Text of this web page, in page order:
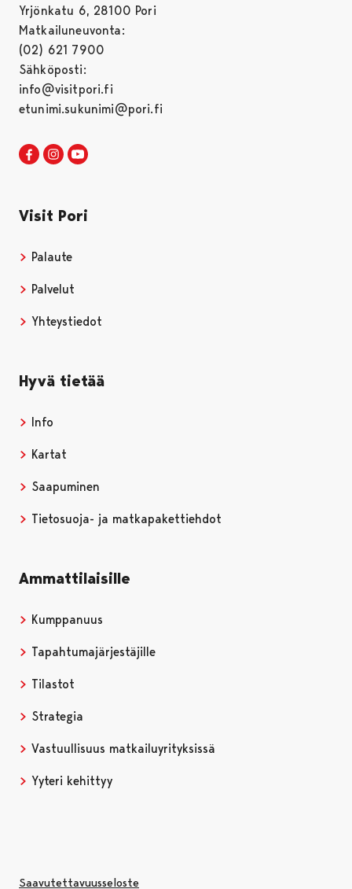
Yrjönkatu 6, 28100 Pori
Matkailuneuvonta:
(02) 621 7900
Sähköposti:
info@visitpori.fi
etunimi.sukunimi@pori.fi
Visit Pori Facebookissa
Avautuu uudessa välilehdessä
Visit Pori Instagrammissa
Avautuu uudessa välilehdessä
Visit Pori
Palaute
Palvelut
Yhteystiedot
Hyvä tietää
Info
Kartat
Saapuminen
Tietosuoja- ja matkapakettiehdot
Ammattilaisille
Kumppanuus
Tapahtumajärjestäjille
Tilastot
Strategia
Vastuullisuus matkailuyrityksissä
Yyteri kehittyy
Saavutettavuusseloste